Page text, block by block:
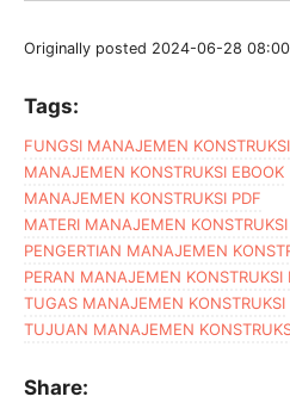
Originally posted 2024-06-28
Tags:
FUNGSI MANAJEMEN KONSTRUKSI
MANAJEMEN KONSTRUKSI EBOOK
MANAJEMEN KONSTRUKSI PDF
MATERI MANAJEMEN KONSTRUKSI
PENGERTIAN MANAJEMEN
PERAN MANAJEMEN KONSTRUKSI
TUGAS MANAJEMEN KONSTRUKSI
TUJUAN MANAJEMEN
Share: